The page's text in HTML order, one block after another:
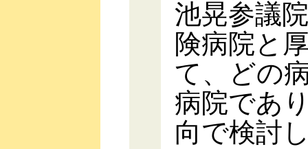
池晃参議
険病院と
て、どの
病院であ
向で検討